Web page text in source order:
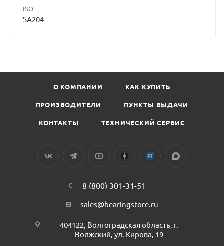
ISO
SA204
О КОМПАНИИ КАК КУПИТЬ
ПРОИЗВОДИТЕЛИ ПУНКТЫ ВЫДАЧИ
КОНТАКТЫ ТЕХНИЧЕСКИЙ СЕРВИС
8 (800) 301-31-51
sales@bearingstore.ru
404122, Волгоградская область, г.
Волжский, ул. Кирова, 19